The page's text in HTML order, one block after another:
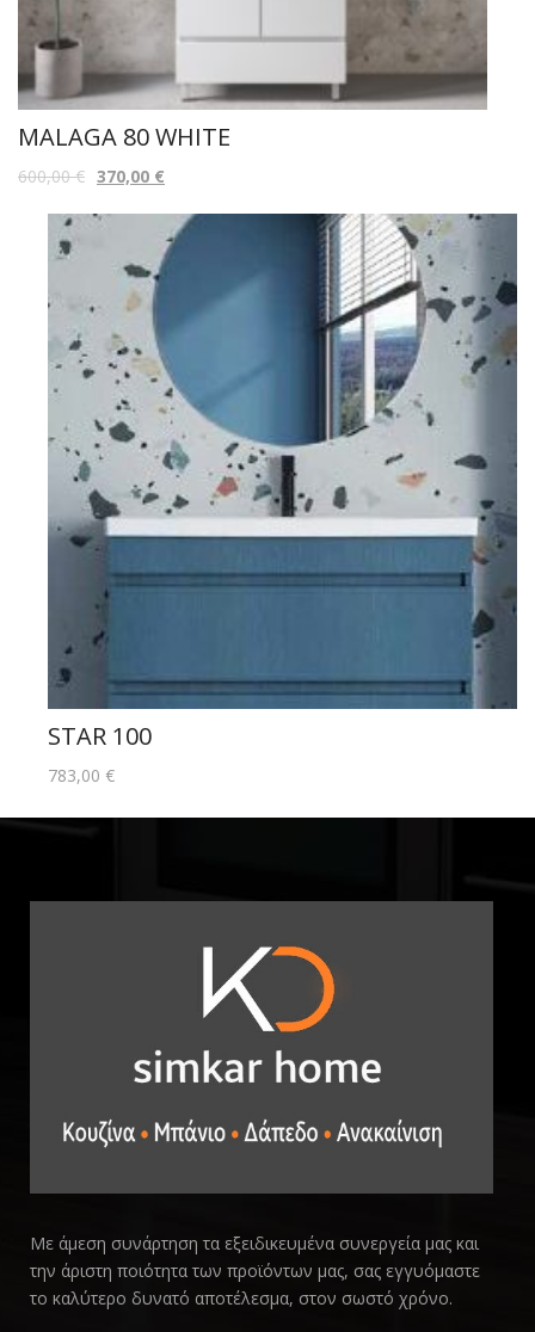
MALAGA 80 WHITE
600,00€ 370,00 €
STAR 100
783,00 €
Με άμεση συνάρτηση τα εξειδικευμένα συνεργεία μας και
την άριστη ποιότητα των προϊόντων μας, σας εγγυόμαστε
το καλύτερο δυνατό αποτέλεσμα, στον σωστό χρόνο.